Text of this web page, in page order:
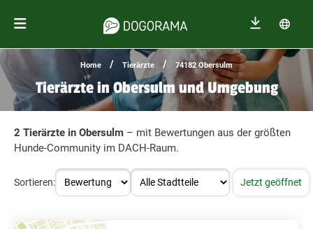
Home / Tierärzte / 74182 Obersulm
Tierärzte in Obersulm und Umgebung
2 Tierärzte in Obersulm – mit Bewertungen aus der größten
Hunde-Community im DACH-Raum.
Sortieren: Jetzt geöffnet